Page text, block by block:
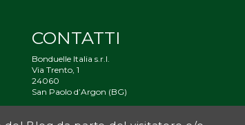
CONTATTI
Bonduelle Italia s.r.l.
Via Trento, 1
24060
San Paolo d’Argon (BG)